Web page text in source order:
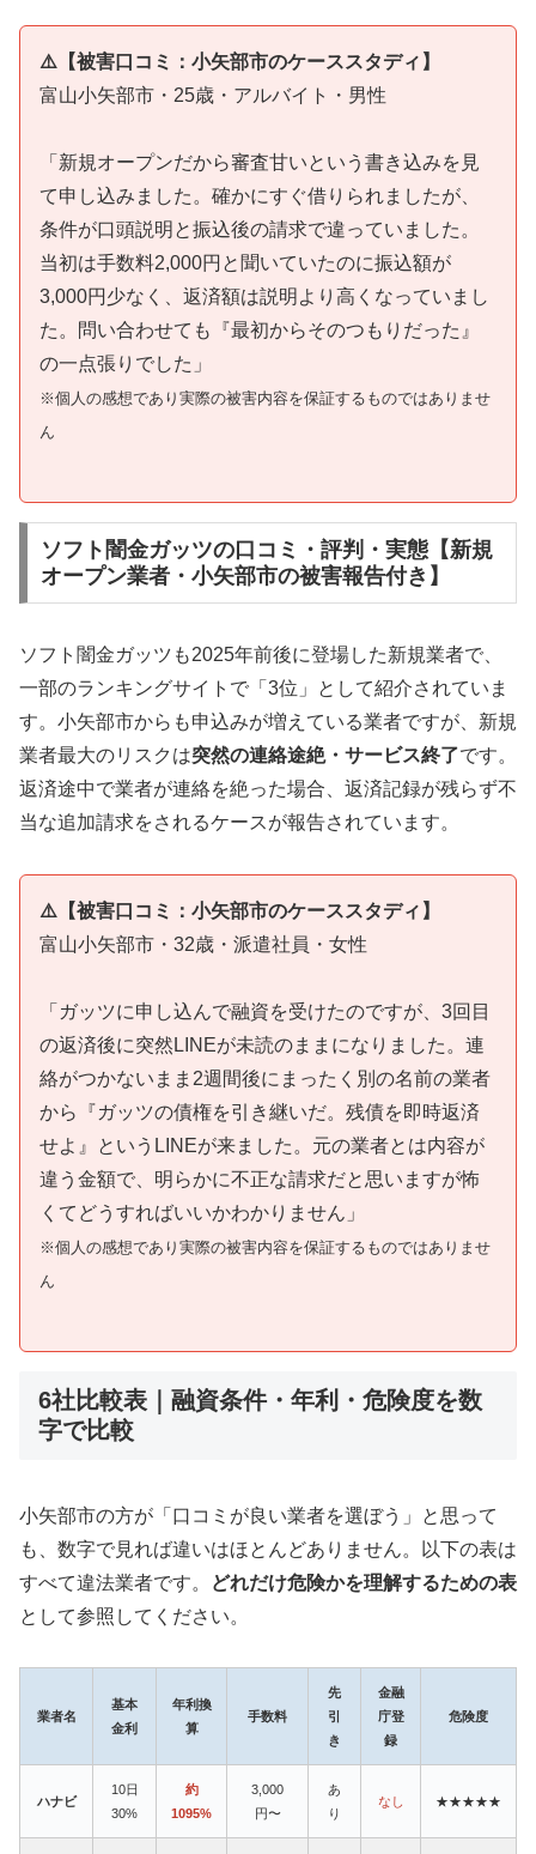
⚠️【被害口コミ：小矢部市のケーススタディ】
富山小矢部市・25歳・アルバイト・男性
「新規オープンだから審査甘いという書き込みを見
て申し込みました。確かにすぐ借りられましたが、
条件が口頭説明と振込後の請求で違っていました。
当初は手数料2,000円と聞いていたのに振込額が
3,000円少なく、返済額は説明より高くなっていまし
た。問い合わせても『最初からそのつもりだった』
の一点張りでした」
※個人の感想であり実際の被害内容を保証するものではありませ
ん
ソフト闇金ガッツの口コミ・評判・実態【新規
オープン業者・小矢部市の被害報告付き】
ソフト闇金ガッツも2025年前後に登場した新規業者で、
一部のランキングサイトで「3位」として紹介されていま
す。小矢部市からも申込みが増えている業者ですが、新規
業者最大のリスクは突然の連絡途絶・サービス終了です。
返済途中で業者が連絡を絶った場合、返済記録が残らず不
当な追加請求をされるケースが報告されています。
⚠️【被害口コミ：小矢部市のケーススタディ】
富山小矢部市・32歳・派遣社員・女性
「ガッツに申し込んで融資を受けたのですが、3回目
の返済後に突然LINEが未読のままになりました。連
絡がつかないまま2週間後にまったく別の名前の業者
から『ガッツの債権を引き継いだ。残債を即時返済
せよ』というLINEが来ました。元の業者とは内容が
違う金額で、明らかに不正な請求だと思いますが怖
くてどうすればいいかわかりません」
※個人の感想であり実際の被害内容を保証するものではありませ
ん
6社比較表｜融資条件・年利・危険度を数
字で比較
小矢部市の方が「口コミが良い業者を選ぼう」と思って
も、数字で見れば違いはほとんどありません。以下の表は
すべて違法業者です。
どれだけ危険かを理解するための表
として参照してください。
業者名
基本
金利
年利換
算
手数料
先
引
き
金融
庁登
録
危険度
ハナビ
10日
30%
約
1095%
3,000
円〜
あ
り
なし ★★★★★